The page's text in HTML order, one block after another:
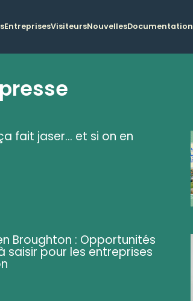
EntreprisesVisiteursNouvellesDocumentation
fait jaser... et si on en
Broughton : Opportunités
saisir pour les entreprises